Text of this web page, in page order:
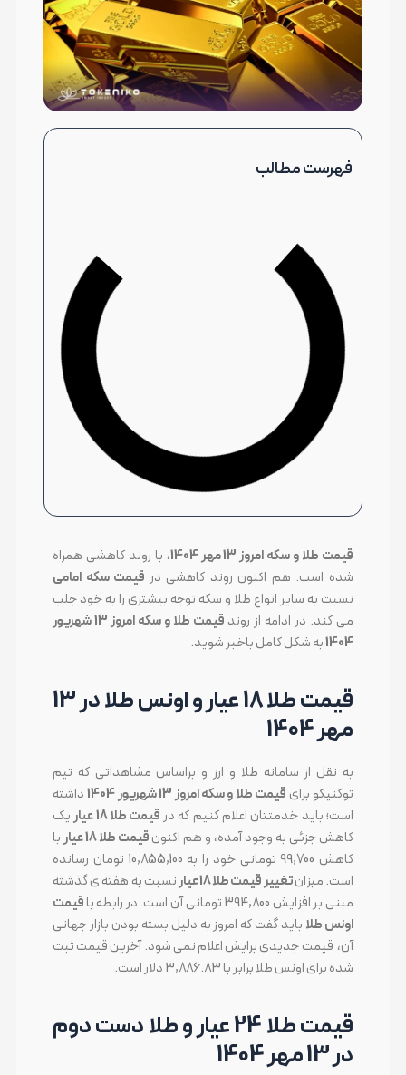
فهرست مطالب
قیمت طلا و سکه امروز 13 مهر 1404
، با روند کاهشی همراه
شده است. هم اکنون روند کاهشی در قیمت سکه امامی
نسبت به سایر انواع طلا و سکه توجه بیشتری را به خود جلب
می کند. در ادامه از روند
قیمت طلا و سکه امروز 13 شهریور
1404به شکل کامل باخبر شوید.
قیمت طلا 18 عیار و اونس طلا در 13
مهر 1404
به نقل از سامانه طلا و ارز و براساس مشاهداتی که تیم
توکنیکو برای قیمت طلا و سکه امروز 13 شهریور 1404
داشته
است؛ باید خدمتتان اعلام کنیم که در قیمت طلا 18 عیار
یک
کاهش جزئی به وجود آمده، و هم اکنونقیمت طلا 18 عیار
با
کاهش 99,700 تومانی خود را به 10,855,100 تومان رسانده
است. میزانتغییر قیمت طلا 18 عیار
نسبت به هفته ی گذشته
مبنی بر افزایش 394,800 تومانی آن است. در رابطه با
قیمت
اونس طلا باید گفت که امروز به دلیل بسته بودن بازار جهانی
آن، قیمت جدیدی برایش اعلام نمی شود. آخرین قیمت ثبت
شده برای اونس طلا برابر با 3,886.83 دلار است.
قیمت طلا 24 عیار و طلا دست دوم
در 13 مهر 1404